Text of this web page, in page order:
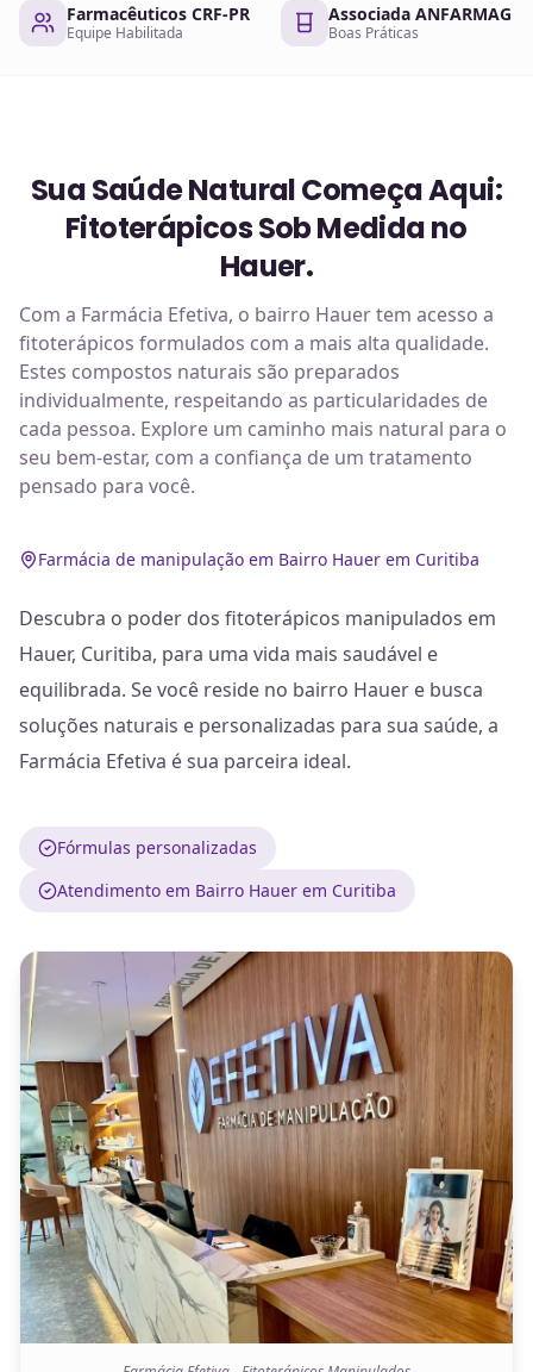
Farmacêuticos CRF-PR
Equipe Habilitada
Associada ANFARMAG
Boas Práticas
Sua Saúde Natural Começa Aqui:
Fitoterápicos Sob Medida no
Hauer.
Com a Farmácia Efetiva, o bairro Hauer tem acesso a
fitoterápicos formulados com a mais alta qualidade.
Estes compostos naturais são preparados
individualmente, respeitando as particularidades de
cada pessoa. Explore um caminho mais natural para o
seu bem-estar, com a confiança de um tratamento
pensado para você.
Farmácia de manipulação em Bairro Hauer em Curitiba
Descubra o poder dos fitoterápicos manipulados em
Hauer, Curitiba, para uma vida mais saudável e
equilibrada. Se você reside no bairro Hauer e busca
soluções naturais e personalizadas para sua saúde, a
Farmácia Efetiva é sua parceira ideal.
Fórmulas personalizadas
Atendimento em Bairro Hauer em Curitiba